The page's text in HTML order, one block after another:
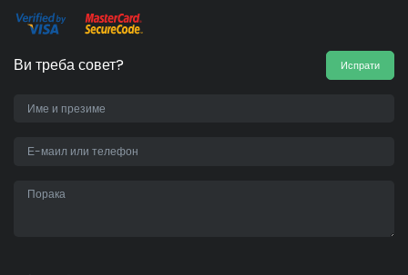
Ви треба совет? Испрати